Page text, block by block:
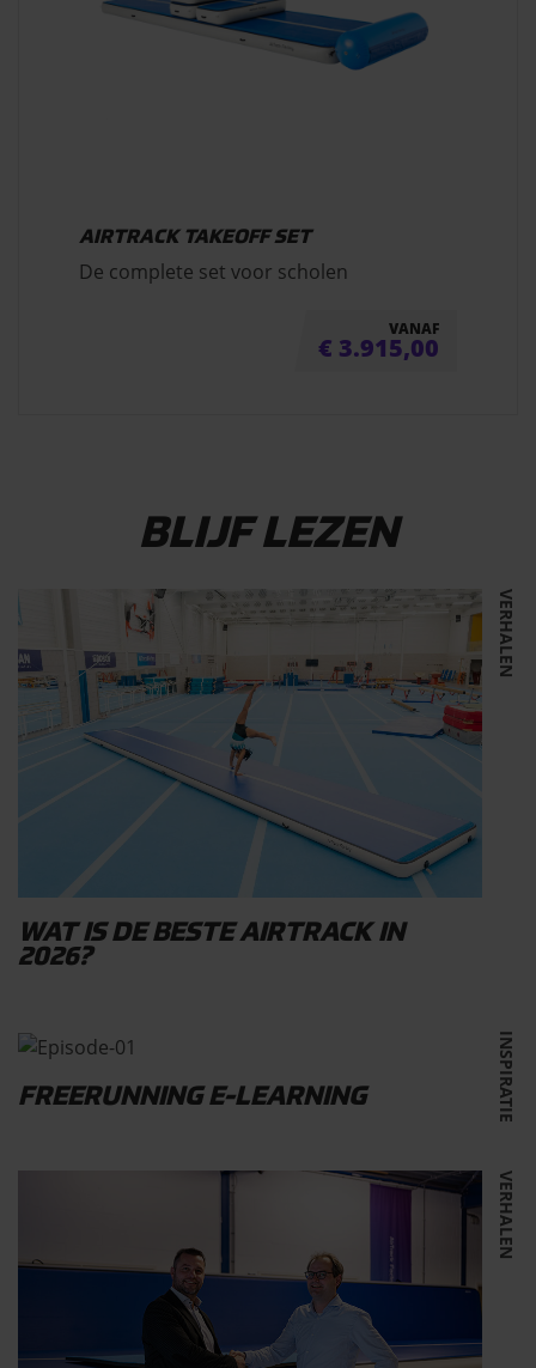
AIRTRACK TAKEOFF SET
De complete set voor scholen
VANAF
€ 3.915,00
BLIJF LEZEN
VERHALEN
WAT IS DE BESTE AIRTRACK IN
2026?
INSPIRATIE
FREERUNNING E-LEARNING
VERHALEN